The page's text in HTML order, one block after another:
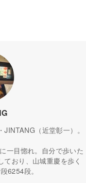
JINTANG（近堂彰一）。
一目惚れ。自分で歩いた
おり、山城重慶を歩く
6254段。